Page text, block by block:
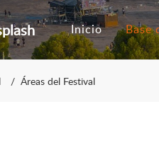
Inicio
Áreas del Festival